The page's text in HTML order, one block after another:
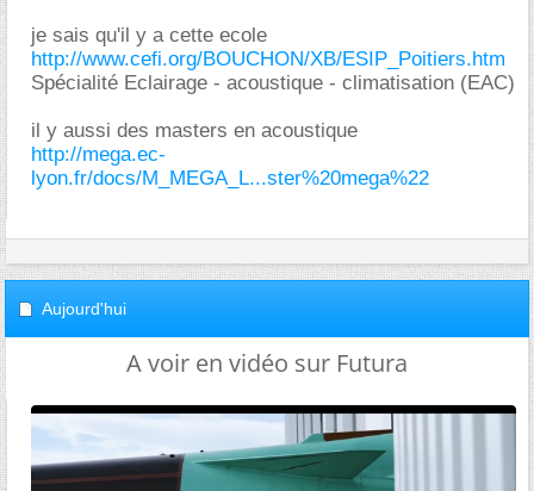
je sais qu'il y a cette ecole
http://www.cefi.org/BOUCHON/XB/ESIP_Poitiers.htm
Spécialité Eclairage - acoustique - climatisation (EAC)
il y aussi des masters en acoustique
http://mega.ec-
lyon.fr/docs/M_MEGA_L...ster%20mega%22
Aujourd'hui
A voir en vidéo sur Futura